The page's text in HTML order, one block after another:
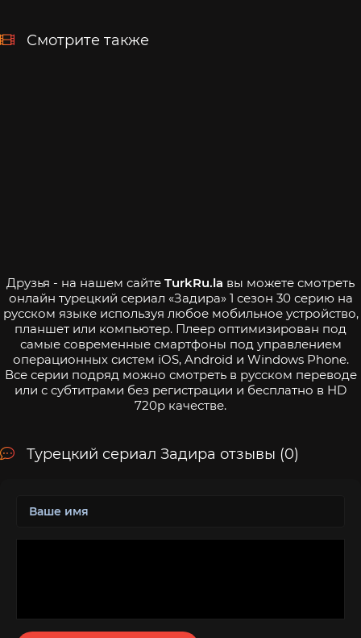
Смотрите также
Друзья - на нашем сайте TurkRu.la вы можете смотреть
онлайн турецкий сериал «Задира» 1 сезон 30 серию на
русском языке используя любое мобильное устройство,
планшет или компьютер. Плеер оптимизирован под
самые современные смартфоны под управлением
операционных систем iOS, Android и Windows Phone.
Все серии подряд можно смотреть в русском переводе
или с субтитрами без регистрации и бесплатно в HD
720p качестве.
Турецкий сериал Задира отзывы (0)